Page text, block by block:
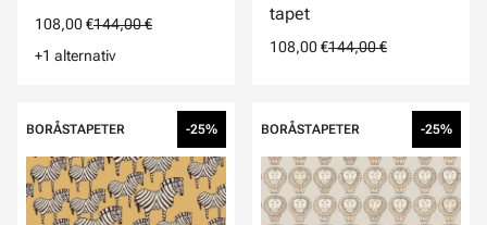
108,00 €144,00 €
+1 alternativ
tapet
108,00 €144,00 €
BORÅSTAPETER -25% BORÅSTAPETER -25%